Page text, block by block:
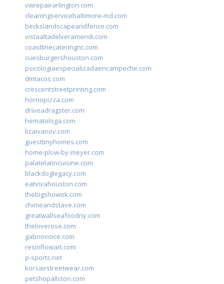
vwrepairarlington.com
cleaningservicebaltimore-md.com
beckslandscapeandfence.com
vistaaltadelveramendi.com
coastlinecateringnc.com
cuesburgershouston.com
psicologiaespecializadaencampeche.com
dmtacos.com
crescentstreetprinting.com
hornopizza.com
driveadragster.com
hematologa.com
lizaivanov.com
guesttinyhomes.com
home-plow-by-meyer.com
palatelatincuisine.com
blackdoglegacy.com
eatvivahouston.com
thebigshowok.com
chimeandstave.com
greatwallseafoodny.com
theloverose.com
gabriovoice.com
resinflowart.com
p-sports.net
korsairstreetwear.com
petshopallston.com